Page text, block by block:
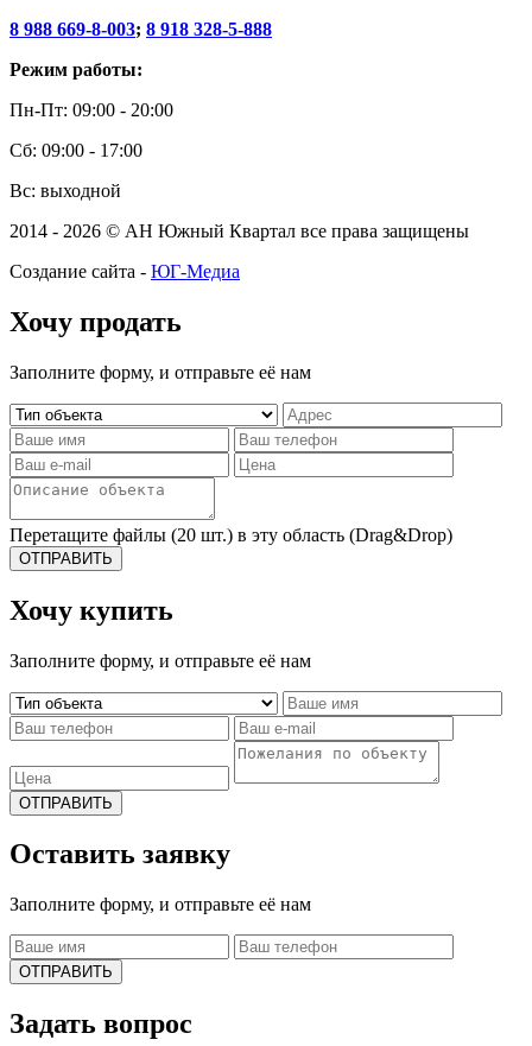
8 988 669-8-003; 8 918 328-5-888
Режим работы:
Пн-Пт: 09:00 - 20:00
Сб: 09:00 - 17:00
Вс: выходной
2014 - 2026 © АН Южный Квартал все права защищены
Создание сайта - ЮГ-Медиа
Хочу продать
Заполните форму, и отправьте её нам
Перетащите файлы (20 шт.) в эту область (Drag&Drop)
ОТПРАВИТЬ
Хочу купить
Заполните форму, и отправьте её нам
ОТПРАВИТЬ
Оставить заявку
Заполните форму, и отправьте её нам
ОТПРАВИТЬ
Задать вопрос